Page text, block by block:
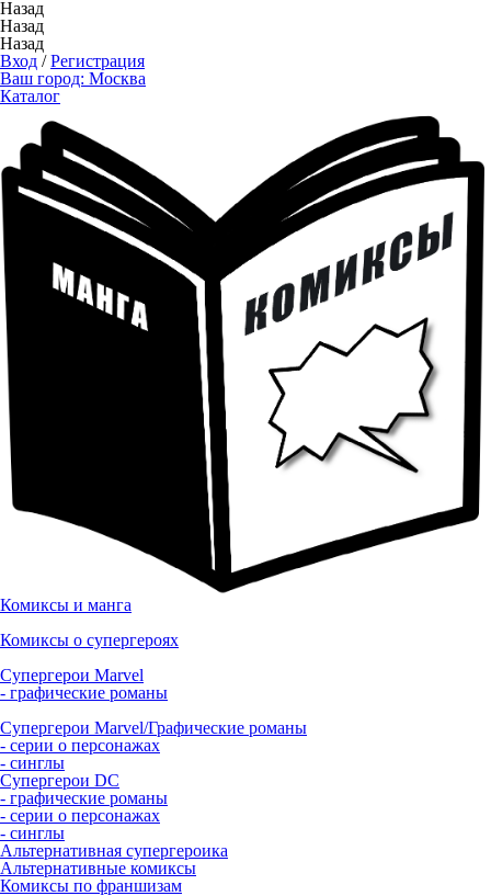
Назад
Назад
Назад
Вход /Регистрация
Ваш город: Москва
Каталог
Комиксы и манга
Комиксы о супергероях
Супергерои Marvel
- графические романы
Супергерои Marvel/Графические романы
- серии о персонажах
- синглы
Супергерои DC
- графические романы
- серии о персонажах
- синглы
Альтернативная супергероика
Альтернативные комиксы
Комиксы по франшизам